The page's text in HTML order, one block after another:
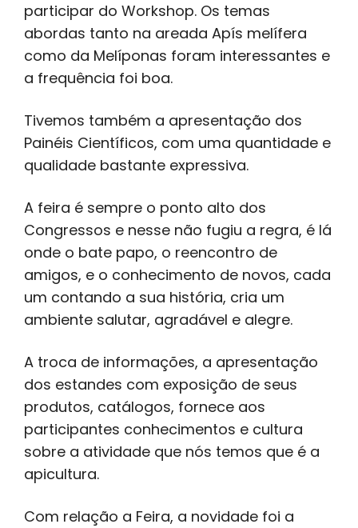
participar do Workshop. Os temas
abordas tanto na areada Apís melífera
como da Melíponas foram interessantes e
a frequência foi boa.
Tivemos também a apresentação dos
Painéis Científicos, com uma quantidade e
qualidade bastante expressiva.
A feira é sempre o ponto alto dos
Congressos e nesse não fugiu a regra, é lá
onde o bate papo, o reencontro de
amigos, e o conhecimento de novos, cada
um contando a sua história, cria um
ambiente salutar, agradável e alegre.
A troca de informações, a apresentação
dos estandes com exposição de seus
produtos, catálogos, fornece aos
participantes conhecimentos e cultura
sobre a atividade que nós temos que é a
apicultura.
Com relação a Feira, a novidade foi a